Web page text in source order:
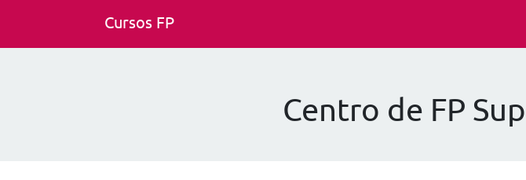
Cursos FP
Centro de FP